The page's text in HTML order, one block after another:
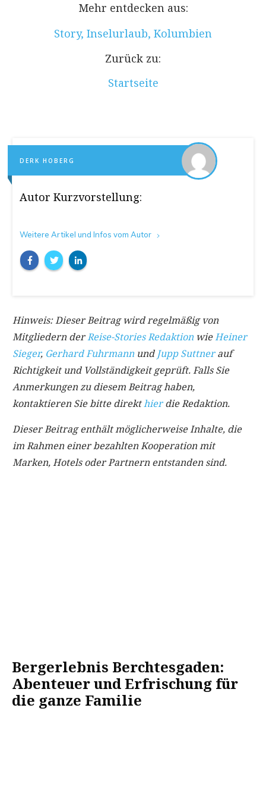
Mehr entdecken aus:
Story, Inselurlaub, Kolumbien
Zurück zu:
Startseite
DERK HOBERG
Autor Kurzvorstellung:
Weitere Artikel und Infos vom Autor
Hinweis: Dieser Beitrag wird regelmäßig von
Mitgliedern derReise-Stories Redaktion wieHeiner
Sieger, Gerhard Fuhrmann und Jupp Suttnerauf
Richtigkeit und Vollständigkeit geprüft. Falls Sie
Anmerkungen zu diesem Beitrag haben,
kontaktieren Sie bitte direkthierdie Redaktion.
Dieser Beitrag enthält möglicherweise Inhalte, die
im Rahmen einer bezahlten Kooperation mit
Marken, Hotels oder Partnern entstanden sind.
Bergerlebnis Berchtesgaden:
Abenteuer und Erfrischung für
die ganze Familie